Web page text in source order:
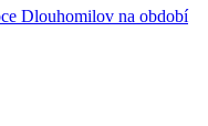
Dlouhomilov na období